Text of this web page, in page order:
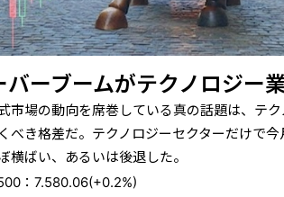
バーブームがテクノロジー
市場の動向を席巻している真の話題は、テ
べき格差だ。テクノロジーセクターだけで
横ばい、あるいは後退した。
：7.580.06(+0.2%)